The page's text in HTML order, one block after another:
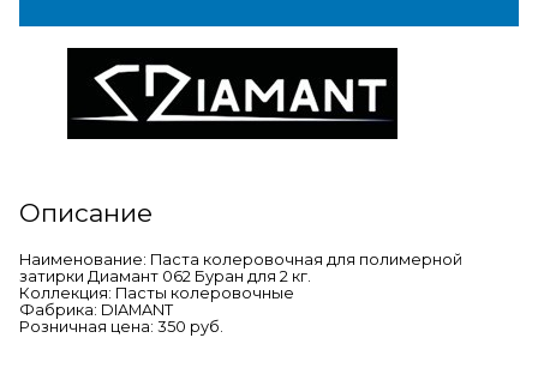
Описание
Наименование: Паста колеровочная для полимерной
затирки Диамант 062 Буран для 2 кг.
Коллекция: Пасты колеровочные
Фабрика: DIAMANT
Розничная цена: 350 руб.